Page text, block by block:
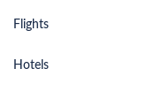
Flights
Hotels